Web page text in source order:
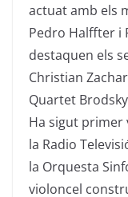
actuat amb els
Pedro Halffter i
destaquen els
Christian
Quartet Brodsky
Ha sigut primer
la Radio
la Orquesta
violoncel